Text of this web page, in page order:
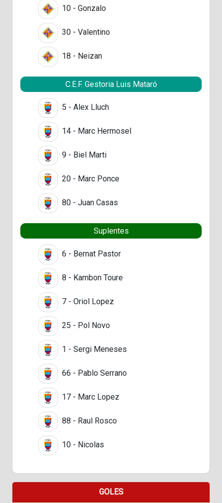
10 - Gonzalo
30 - Valentino
18 - Neizan
C.E.F. Gestoria Luis Mataró
5 - Alex Lluch
14 - Marc Hermosel
9 - Biel Marti
20 - Marc Ponce
80 - Juan Casas
Suplentes
6 - Bernat Pastor
8 - Kambon Toure
7 - Oriol Lopez
25 - Pol Novo
1 - Sergi Meneses
66 - Pablo Serrano
17 - Marc Lopez
88 - Raul Rosco
10 - Nicolas
GOLES